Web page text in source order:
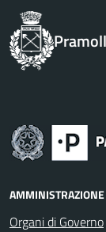
AMMINISTRAZIONE
Organi di Governo